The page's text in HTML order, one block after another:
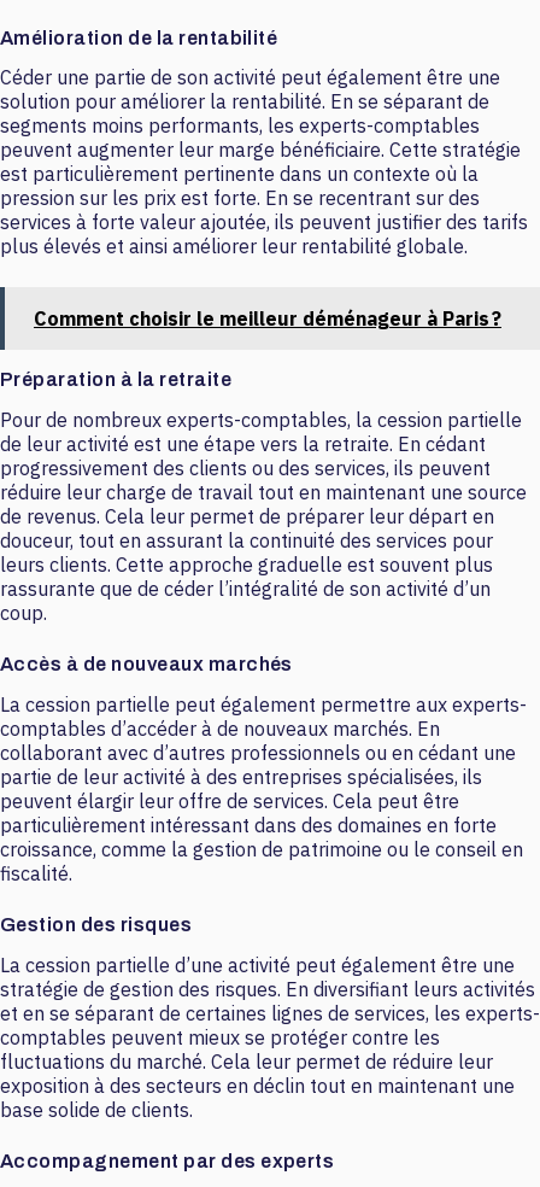
Amélioration de la rentabilité
Céder une partie de son activité peut également être une
solution pour améliorer la rentabilité. En se séparant de
segments moins performants, les experts-comptables
peuvent augmenter leur marge bénéficiaire. Cette stratégie
est particulièrement pertinente dans un contexte où la
pression sur les prix est forte. En se recentrant sur des
services à forte valeur ajoutée, ils peuvent justifier des tarifs
plus élevés et ainsi améliorer leur rentabilité globale.
Comment choisir le meilleur déménageur à Paris ?
Préparation à la retraite
Pour de nombreux experts-comptables, la cession partielle
de leur activité est une étape vers la retraite. En cédant
progressivement des clients ou des services, ils peuvent
réduire leur charge de travail tout en maintenant une source
de revenus. Cela leur permet de préparer leur départ en
douceur, tout en assurant la continuité des services pour
leurs clients. Cette approche graduelle est souvent plus
rassurante que de céder l’intégralité de son activité d’un
coup.
Accès à de nouveaux marchés
La cession partielle peut également permettre aux experts-
comptables d’accéder à de nouveaux marchés. En
collaborant avec d’autres professionnels ou en cédant une
partie de leur activité à des entreprises spécialisées, ils
peuvent élargir leur offre de services. Cela peut être
particulièrement intéressant dans des domaines en forte
croissance, comme la gestion de patrimoine ou le conseil en
fiscalité.
Gestion des risques
La cession partielle d’une activité peut également être une
stratégie de gestion des risques. En diversifiant leurs activités
et en se séparant de certaines lignes de services, les experts-
comptables peuvent mieux se protéger contre les
fluctuations du marché. Cela leur permet de réduire leur
exposition à des secteurs en déclin tout en maintenant une
base solide de clients.
Accompagnement par des experts